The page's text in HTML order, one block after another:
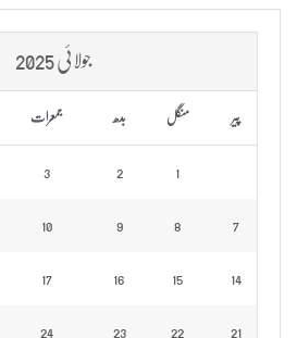
جولائی 2025
پیر منگل بدھ جمعرات
1
2
3
7
8
9
10
14
15
16
17
21
22
23
24